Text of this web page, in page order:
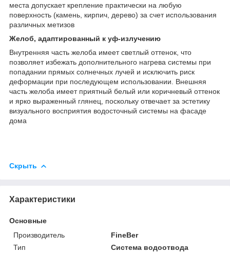
места допускает крепление практически на любую
поверхность (камень, кирпич, дерево) за счет использования
различных метизов
Желоб, адаптированный к уф-излучению
Внутренняя часть желоба имеет светлый оттенок, что
позволяет избежать дополнительного нагрева системы при
попадании прямых солнечных лучей и исключить риск
деформации при последующем использовании. Внешняя
часть желоба имеет приятный белый или коричневый оттенок
и ярко выраженный глянец, поскольку отвечает за эстетику
визуального восприятия водосточный системы на фасаде
дома
Скрыть
Характеристики
Основные
Производитель
FineBer
Тип
Система водоотвода